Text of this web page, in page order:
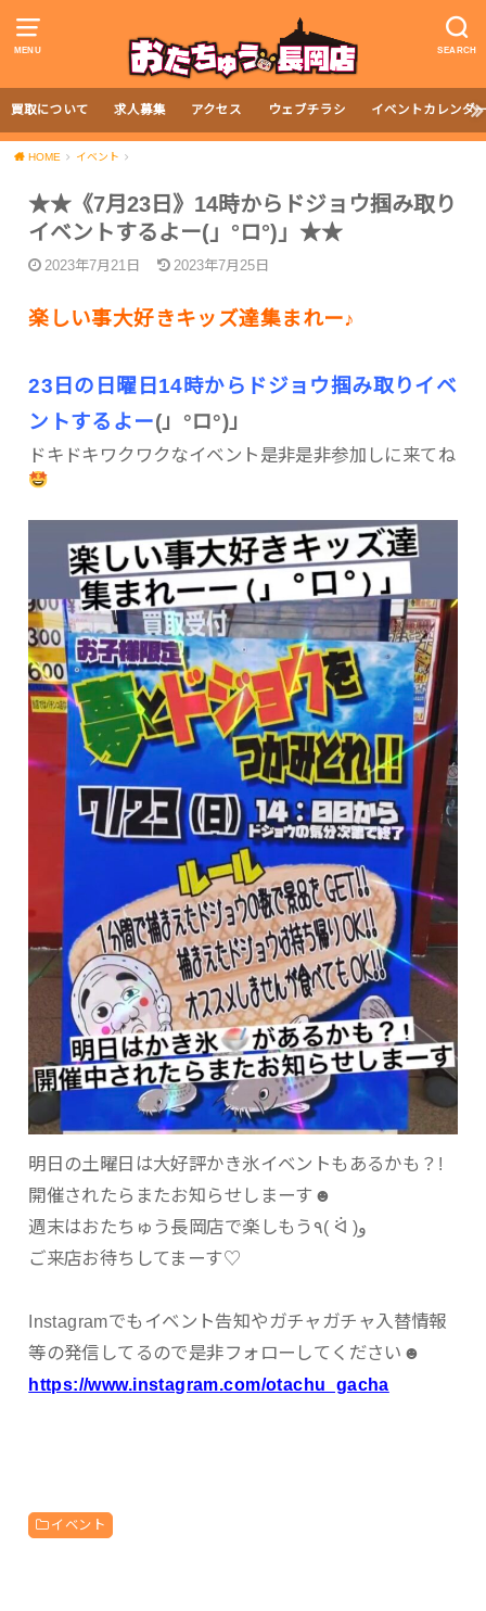
MENU SEARCH
買取について 求人募集 アクセス ウェブチラシ イベントカレンダ
HOME イベント
★★《7月23日》14時からドジョウ掴み取り
イベントするよー(」°ロ°)」★★
2023年7月21日 2023年7月25日
楽しい事大好きキッズ達集まれー♪
23日の日曜日14時からドジョウ掴み取りイベ
ントするよー(」°ロ°)」
ドキドキワクワクなイベント是非是非参加しに来てね
明日の土曜日は大好評かき氷イベントもあるかも？!
開催されたらまたお知らせしまーす☻
週末はおたちゅう長岡店で楽しもう٩( ᐛ )و
ご来店お待ちしてまーす♡
Instagramでもイベント告知やガチャガチャ入替情報
等の発信してるので是非フォローしてください☻
https://www.instagram.com/otachu_gacha
イベント